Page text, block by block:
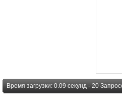
Время загрузки: 0.09 секунд - 20